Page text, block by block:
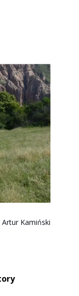
Artur Kamiński